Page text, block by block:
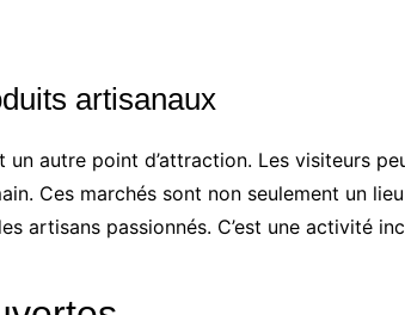
artisanaux
un autre point d’attraction. Les visiteurs
Ces marchés sont non seulement un
artisans passionnés. C’est une activité